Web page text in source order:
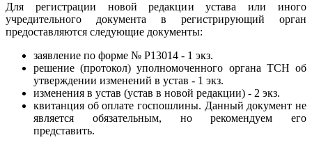
Для регистрации новой редакции устава или иного
учредительного документа в регистрирующий орган
предоставляются следующие документы:
заявление по форме № Р13014 - 1 экз.
решение (протокол) уполномоченного органа ТСН об
утверждении изменений в устав - 1 экз.
изменения в устав (устав в новой редакции) - 2 экз.
квитанция об оплате госпошлины. Данный документ не
является обязательным, но рекомендуем его
представить.